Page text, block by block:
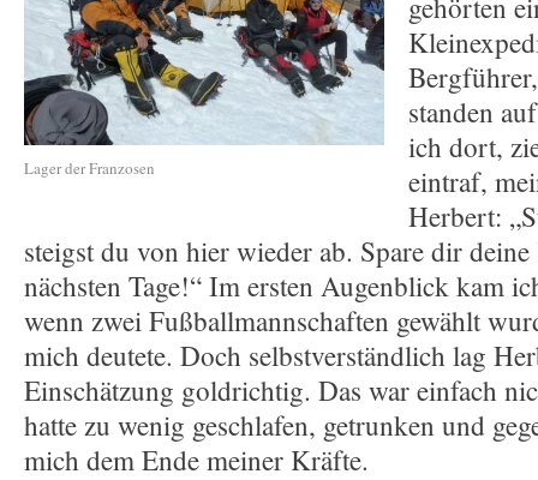
Lager der Franzosen
gehörten
standen
ich dort,
eintraf,
Herbert:
steigst du von hier wieder ab. Spare dir
nächsten Tage!“ Im ersten Augenblick kam
wenn zwei Fußballmannschaften gewählt
mich deutete. Doch selbstverständlich lag
Einschätzung goldrichtig. Das war einfach
hatte zu wenig geschlafen, getrunken und
mich dem Ende meiner Kräfte.